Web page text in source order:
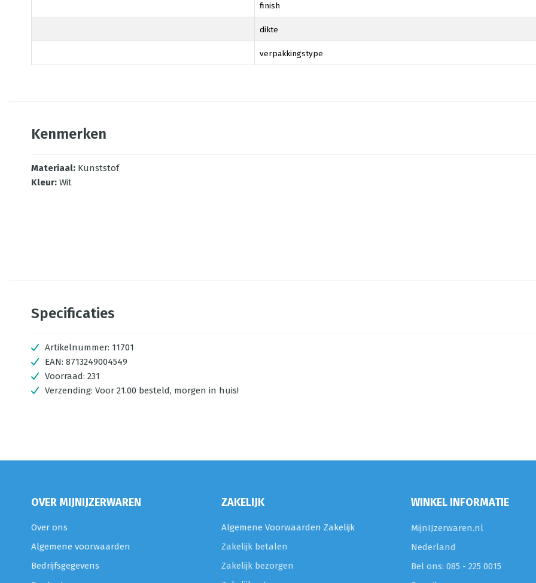
finish
dikte
verpakkingstype
Kenmerken
Materiaal: Kunststof
Kleur: Wit
Specificaties
Artikelnummer: 11701
EAN: 8713249004549
Voorraad: 231
Verzending: Voor 21.00 besteld, morgen in huis!
OVER MIJNIJZERWAREN
Over ons
Algemene voorwaarden
Bedrijfsgegevens
ZAKELIJK
Algemene Voorwaarden Zakelijk
Zakelijk betalen
Zakelijk bezorgen
WINKEL INFORMATIE
MijnIJzerwaren.nl
Nederland
Bel ons: 085 - 225 0015